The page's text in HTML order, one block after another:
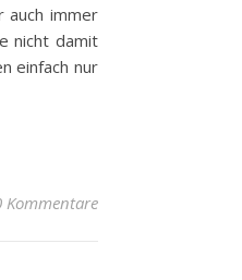
auch immer
nicht damit
einfach nur
Kommentare